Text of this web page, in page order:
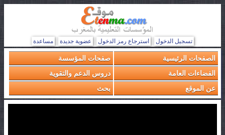
تسجيل الدخول استرجاع رمز الدخول عضوية جديدة مساعدة
الصفحات الرئيسية
صفحات المؤسسة
الفضاءات العامة
دروس الدعم والتقوية
عن الموقع
بحث